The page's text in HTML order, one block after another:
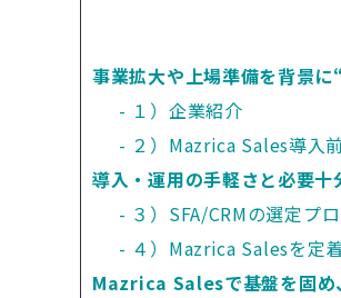
事業拡大や上場準備を背景
１）企業紹介
２）Mazrica Sales導入
導入・運用の手軽さと必要
３）SFA/CRMの選定プ
４）Mazrica Salesを定
Mazrica Salesで基盤を固め